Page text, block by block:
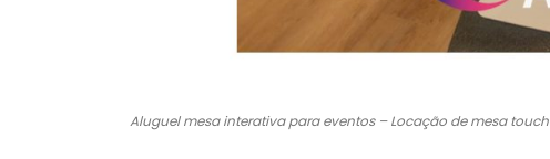
Aluguel mesa interativa para eventos – Locação de mesa touch